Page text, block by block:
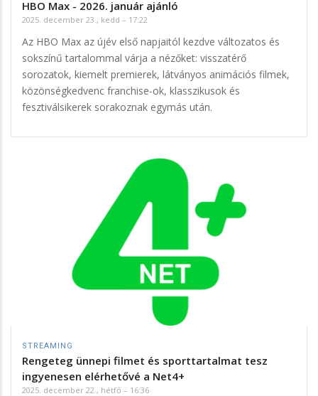
HBO Max - 2026. január ajánló
2025. december 23., kedd – 17:22
Az HBO Max az újév első napjaitól kezdve változatos és
sokszínű tartalommal várja a nézőket: visszatérő
sorozatok, kiemelt premierek, látványos animációs filmek,
közönségkedvenc franchise-ok, klasszikusok és
fesztiválsikerek sorakoznak egymás után.
STREAMING
Rengeteg ünnepi filmet és sporttartalmat tesz
ingyenesen elérhetővé a Net4+
2025. december 22., hétfő – 16:36